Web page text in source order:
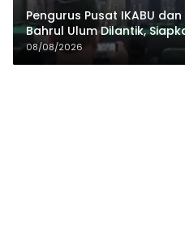
Pengurus Pusat IKABU
Bahrul Ulum Dilantik,
Organisasi dan Ekonomi
08/08/2026